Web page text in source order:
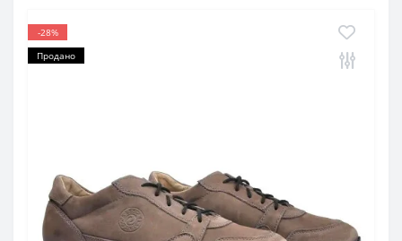
-28%
Продано